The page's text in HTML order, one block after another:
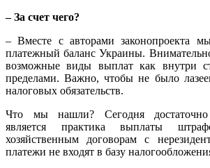
– За счет чего?
– Вместе с авторами законопроекта
платежный баланс Украины.
возможные виды выплат как внутри
пределами. Важно, чтобы не было
налоговых обязательств.
Что мы нашли? Сегодня достаточно
является практика выплаты
хозяйственным договорам с
платежи не входят в базу